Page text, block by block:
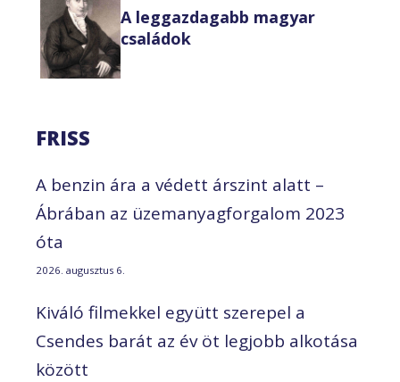
A leggazdagabb magyar
családok
FRISS
A benzin ára a védett árszint alatt –
Ábrában az üzemanyagforgalom 2023
óta
2026. augusztus 6.
Kiváló filmekkel együtt szerepel a
Csendes barát az év öt legjobb alkotása
között